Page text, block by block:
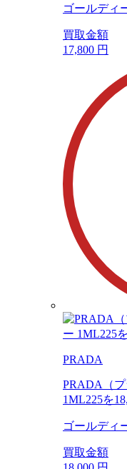
ゴールディ
買取金額
17,800 円
PRADA
PRADA（
1ML225を
ゴールディ
買取金額